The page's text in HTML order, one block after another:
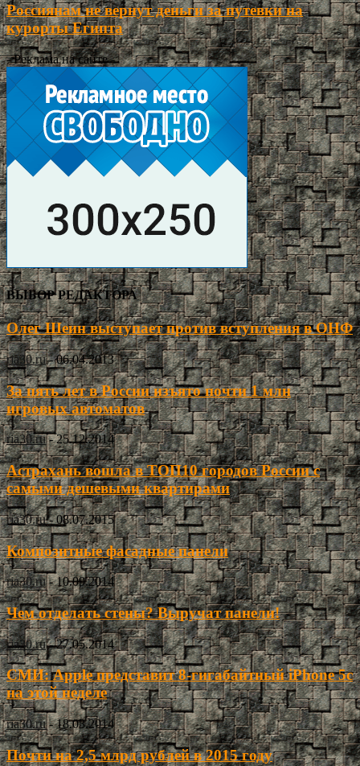
Россиянам не вернут деньги за путевки на
курорты Египта
- Реклама на сайте -
ВЫБОР РЕДАКТОРА
Олег Шеин выступает против вступления в ОНФ
ria30.ru - 06.04.2013
За пять лет в России изъято почти 1 млн
игровых автоматов
ria30.ru - 25.12.2014
Астрахань вошла в ТОП10 городов России с
самыми дешевыми квартирами
ria30.ru - 08.07.2015
Композитные фасадные панели
ria30.ru - 10.09.2014
Чем отделать стены? Выручат панели!
ria30.ru - 27.05.2014
СМИ: Apple представит 8-гигабайтный iPhone 5c
на этой неделе
ria30.ru - 18.03.2014
Почти на 2,5 млрд рублей в 2015 году